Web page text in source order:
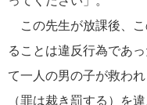
この先生が放課後、こ
ることは違反行為であ
て一人の男の子が救わ
（罪は裁き罰する）を